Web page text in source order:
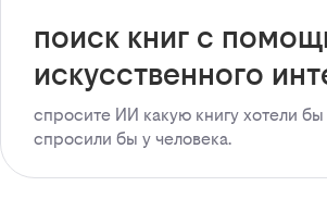
поиск книг с
искусственного
спросите ИИ какую книгу хотели бы
спросили бы у человека.